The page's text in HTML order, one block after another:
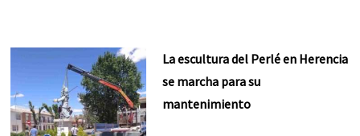
La escultura del Perlé en Herencia
se marcha para su
mantenimiento